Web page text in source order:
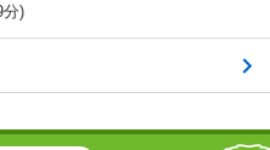
歩5分
14分
分)